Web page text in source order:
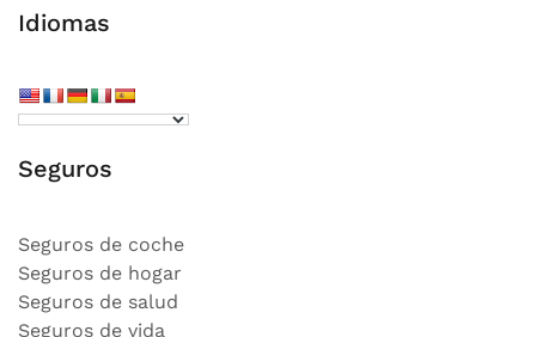
Idiomas
Seguros
Seguros de coche
Seguros de hogar
Seguros de salud
Seguros de vida